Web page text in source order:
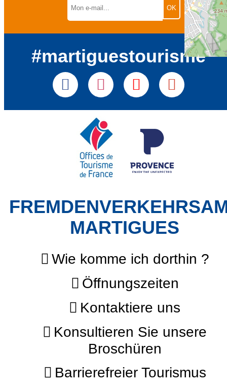
#martiguestourisme
MARTIGUES
Wie komme ich dorthin ?
Öffnungszeiten
Kontaktiere uns
Konsultieren Sie unsere
Broschüren
Barrierefreier Tourismus